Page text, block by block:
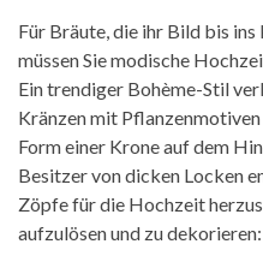
Für Bräute, die ihr Bild bis
müssen Sie modische
Ein trendiger Bohème-Stil
Kränzen mit
Form einer Krone auf dem
Besitzer von dicken Locken
Zöpfe für die Hochzeit
aufzulösen und zu dekorieren: